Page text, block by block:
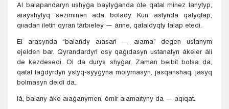
Al balapandaryn ushýǵa baýlyǵanda óte qatal minez tanytyp,
aıaýshylyq seziminen ada bolady. Kún astynda qalyqtap,
qııadan iletin qyran tárbıeleý — árıne, qataldyqty talap etedi.
El arasynda “balańdy aıasań — aıama” degen ustanym
ejelden bar. Qyrandardyń osy qaǵıdasyn ustanatyn ákeler áli
de kezdesedi. Ol da durys shyǵar. Zaman beıbit bolsa da,
qatal taǵdyrdyń ystyq-sýyǵyna moıymasyn, jasqanshaq, jasyq
bolmasyn deıdi da.
Iá, balany áke aıaǵanymen, ómir aıamaıtyny da — aqıqat.